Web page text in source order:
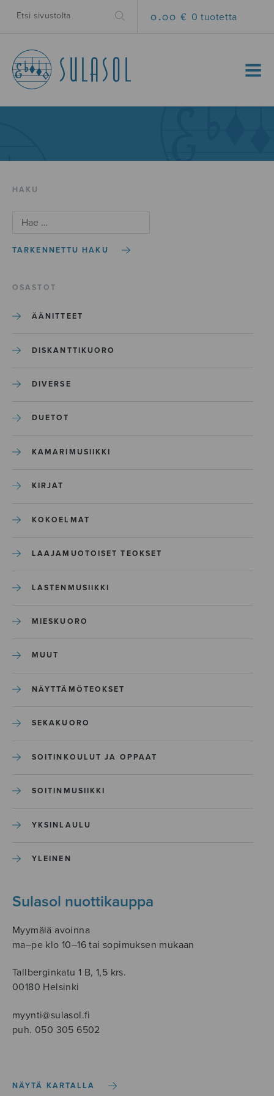
0.00 € 0 tuotetta
MENU
HAKU
TARKENNETTU HAKU
OSASTOT
ÄÄNITTEET
DISKANTTIKUORO
DIVERSE
DUETOT
KAMARIMUSIIKKI
KIRJAT
KOKOELMAT
LAAJAMUOTOISET TEOKSET
LASTENMUSIIKKI
MIESKUORO
MUUT
NÄYTTÄMÖTEOKSET
SEKAKUORO
SOITINKOULUT JA OPPAAT
SOITINMUSIIKKI
YKSINLAULU
YLEINEN
Sulasol nuottikauppa
Myymälä avoinna
ma–pe klo 10–16 tai sopimuksen mukaan
Tallberginkatu 1 B, 1,5 krs.
00180 Helsinki
myynti@sulasol.fi
puh. 050 305 6502
NÄYTÄ KARTALLA